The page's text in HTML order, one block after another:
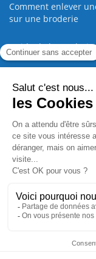
Comment enlever
sur une broderie
Guide de la Broderie
2008 -